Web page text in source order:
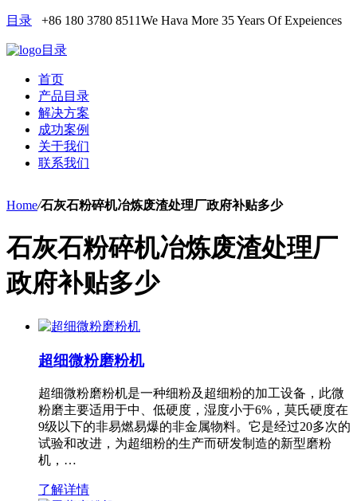
目录 +86 180 3780 8511We Hava More 35 Years Of Expeiences
目录
首页
产品目录
解决方案
成功案例
关于我们
联系我们
Home/石灰石粉碎机冶炼废渣处理厂政府补贴多少
石灰石粉碎机冶炼废渣处理厂
政府补贴多少
超细微粉磨粉机
超细微粉磨粉机是一种细粉及超细粉的加工设备，此微
粉磨主要适用于中、低硬度，湿度小于6%，莫氏硬度在
9级以下的非易燃易爆的非金属物料。它是经过20多次的
试验和改进，为超细粉的生产而研发制造的新型磨粉
机，…
了解详情